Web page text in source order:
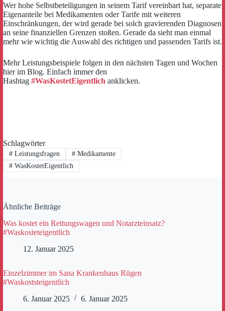
Wer hohe Selbstbeteiligungen in seinem Tarif vereinbart hat, separate
Eigenanteile bei Medikamenten oder Tarife mit weiteren
Einschränkungen, der wird gerade bei solch gravierenden Diagnosen
an seine finanziellen Grenzen stoßen. Gerade da sieht man einmal
mehr wie wichtig die Auswahl des richtigen und passenden Tarifs ist.
Mehr Leistungsbeispiele folgen in den nächsten Tagen und Wochen
hier im Blog. Einfach immer den
Hashtag #WasKostetEigentlich anklicken.
Schlagwörter
#Leistungsfragen #Medikamente
#WasKostetEigentlich
Ähnliche Beiträge
Was kostet ein Rettungswagen und Notarzteinsatz?
#Waskosteteigentlich
12. Januar 2025
Einzelzimmer im Sana Krankenhaus Rügen
#Waskoststeigentlich
6. Januar 2025
6. Januar 2025